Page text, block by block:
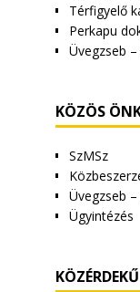
Térfigyelő
Perkapu
Üvegzseb
KÖZÖS
SzMSz
Üvegzseb
Ügyintézés